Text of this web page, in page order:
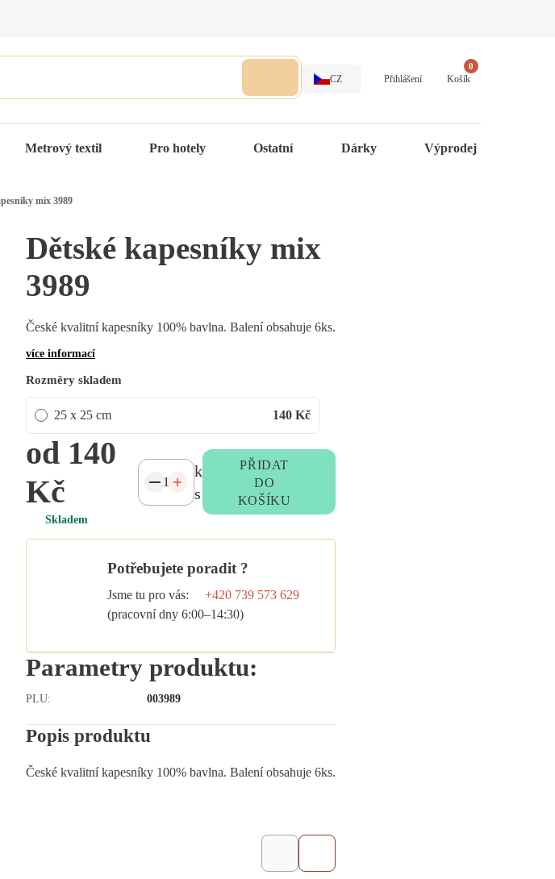
CZ Přihlášení
0
Košík
Metrový textil Pro hotely Ostatní Dárky Výprodej
mix 3989
Dětské kapesníky mix
3989
České kvalitní kapesníky 100% bavlna. Balení obsahuje 6ks.
více informací
Rozměry skladem
25 x 25 cm 140 Kč
od 140
Kč
Skladem
k
s
PŘIDAT
DO
KOŠÍKU
Potřebujete poradit ?
Jsme tu pro vás:
+420 739 573 629
(pracovní dny 6:00–14:30)
Parametry produktu:
PLU: 003989
Popis produktu
České kvalitní kapesníky 100% bavlna. Balení obsahuje 6ks.